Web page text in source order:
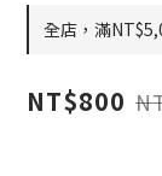
全店，滿
NT$800